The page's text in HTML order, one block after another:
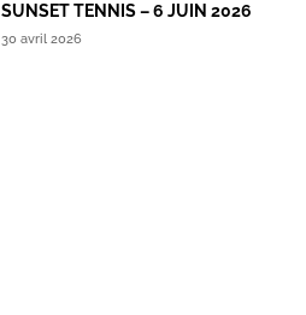
SUNSET TENNIS – 6 JUIN 2026
30 avril 2026